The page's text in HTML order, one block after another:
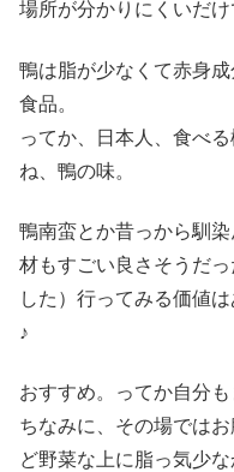
場所が分かりにくいだけ
鴨は脂が少なくて赤身
食品。
ってか、日本人、食べ
ね、鴨の味。
鴨南蛮とか昔っから馴
材もすごい良さそうだ
した）行ってみる価値
♪
おすすめ。ってか自分も
ちなみに、その場では
ど野菜な上に脂っ気少